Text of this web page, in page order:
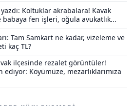
Koltuklar akrabalara! Kavak
babaya fen işleri, oğula avukatlık...
Tam Samkart ne kadar, vizeleme ve
kaç TL?
ilçesinde rezalet görüntüler!
Köyümüze, mezarlıklarımıza